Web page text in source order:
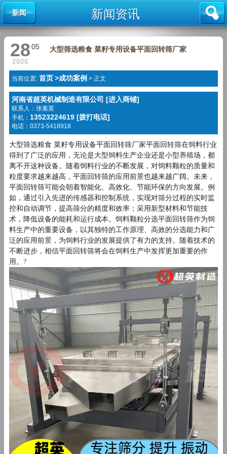
新闻 新闻资讯
05
28
2026
大型筛选粮食 菜籽专用设备平面回转筛厂家
当前位置: 首页>成功案例 > 正文
河南省超英机械制造有限公司 [进入商铺]
联系人：张素英
手机： 13523224619 [拨打电话]
电话：0373-5418918
大型筛选粮食 菜籽专用设备平面回转筛厂家平面回转筛在饲料行业
得到了广泛的应用，无论是大型饲料生产企业还是小型养殖场，都
离不开这种设备。随着饲料行业的不断发展，对饲料颗粒的质量和
粒度要求越来越高，平面回转筛的应用前景也越来越广阔。未来，
平面回转筛可能会朝着智能化、高效化、节能环保的方向发展。例
如，通过引入先进的传感器和控制系统，实现对筛分过程的实时监
控和自动调节，提高筛分的精度和效率；采用新型材料和节能技
术，降低设备的能耗和运行成本。饲料颗粒分选平面回转筛作为饲
料生产中的重要设备，以其独特的工作原理、高效的分选能力和广
泛的应用前景，为饲料行业的发展提供了有力的支持。随着技术的
不断进步，相信平面回转筛将会在饲料生产中发挥更加重要的作
用。 ?